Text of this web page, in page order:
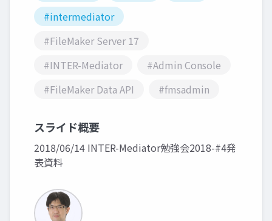
#intermediator
#FileMaker Server 17
#INTER-Mediator
#Admin Console
#FileMaker Data API
#fmsadmin
スライド概要
2018/06/14 INTER-Mediator勉強会2018-#4発
表資料